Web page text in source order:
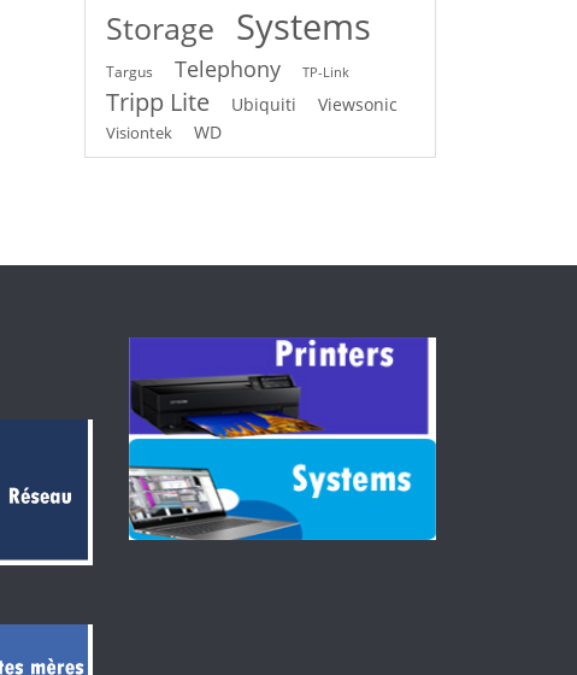
Storage Systems
Targus Telephony TP-Link
Tripp Lite Ubiquiti Viewsonic
Visiontek WD